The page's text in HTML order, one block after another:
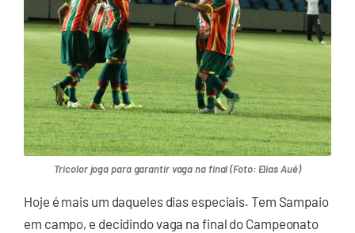
Tricolor joga para garantir vaga na final (Foto: Elias Auê)
Hoje é mais um daqueles dias especiais. Tem Sampaio
em campo, e decidindo vaga na final do Campeonato